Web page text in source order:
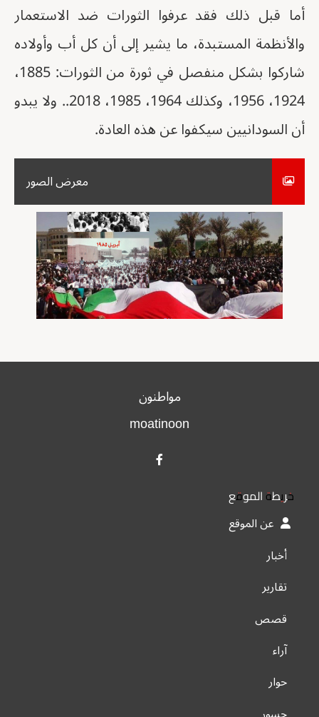
أما قبل ذلك فقد عرفوا الثورات ضد الاستعمار
والأنظمة المستبدة، ما يشير إلى أن كل أب وأولاده
شاركوا بشكل منفصل في ثورة من الثورات: 1885،
1924، 1956، وكذلك 1964، 1985، 2018.. ولا يبدو
أن السودانيين سيكفوا عن هذه العادة.
معرض الصور
مواطنون
moatinoon
خريطة الموقع
عن الموقع
أخبار
تقارير
قصص
آراء
حوار